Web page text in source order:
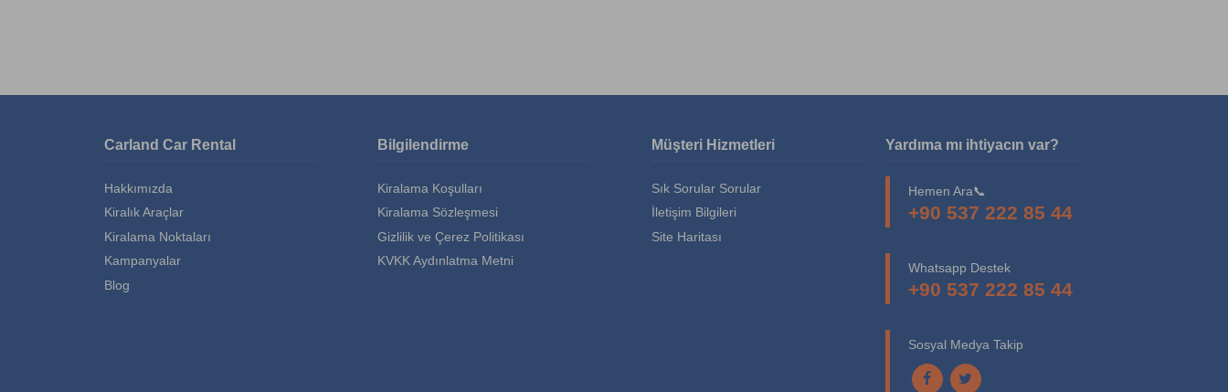
Carland Car Rental
Hakkımızda
Kiralık Araçlar
Kiralama Noktaları
Kampanyalar
Blog
Bilgilendirme
Kiralama Koşulları
Kiralama Sözleşmesi
Gizlilik ve Çerez Politikası
KVKK Aydınlatma Metni
Müşteri Hizmetleri
Sık Sorular Sorular
İletişim Bilgileri
Site Haritası
Yardıma mı ihtiyacın var?
Hemen Ara📞
+90 537 222 85 44
Whatsapp Destek
+90 537 222 85 44
Sosyal Medya Takip